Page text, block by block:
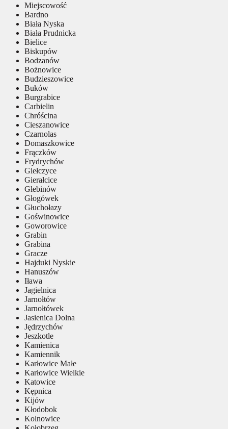
Miejscowość
Bardno
Biała Nyska
Biała Prudnicka
Bielice
Biskupów
Bodzanów
Bożnowice
Budzieszowice
Buków
Burgrabice
Carbielin
Chróścina
Cieszanowice
Czarnolas
Domaszkowice
Frączków
Frydrychów
Giełczyce
Gierałcice
Głebinów
Głogówek
Głuchołazy
Goświnowice
Goworowice
Grabin
Grabina
Gracze
Hajduki Nyskie
Hanuszów
Iława
Jagielnica
Jarnołtów
Jarnołtówek
Jasienica Dolna
Jędrzychów
Jeszkotle
Kamienica
Kamiennik
Karłowice Małe
Karłowice Wielkie
Katowice
Kępnica
Kijów
Kłodobok
Kolnowice